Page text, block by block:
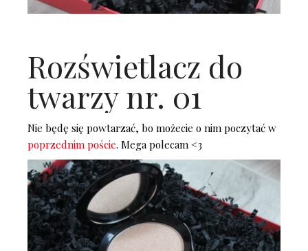
Rozświetlacz do
twarzy nr. 01
Nie będę się powtarzać, bo możecie o nim poczytać w
poprzednim poście. Mega polecam <3